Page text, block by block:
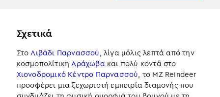
Σχετικά
ΣτοΛιβάδι Παρνασσού, λίγα μόλις λεπτά από την
κοσμοπολίτικηΑράχωβακαι πολύ κοντά στο
Χιονοδρομικό Κέντρο Παρνασσού, το MZ Reindeer
προσφέρει μια ξεχωριστή εμπειρία διαμονής που